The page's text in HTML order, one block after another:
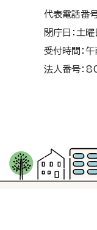
代表電話番
閉庁日：土
受付時間：
法人番号